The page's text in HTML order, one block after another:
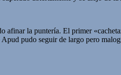
la puntería. El primer
pudo seguir de largo pero